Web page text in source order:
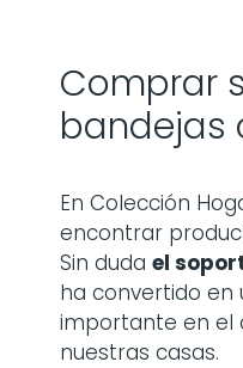
Comprar
bandejas
En Colección
encontrar
Sin duda el
ha convertido en
importante en el
nuestras casas.